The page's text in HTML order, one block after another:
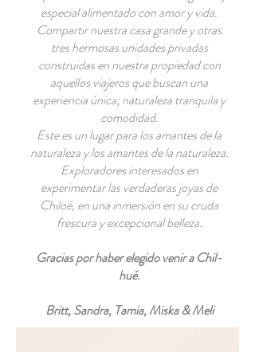
especial alimentado con amor y vida.
Compartir nuestra casa grande y otras
tres hermosas unidades privadas
construidas en nuestra propiedad con
aquellos viajeros que buscan una
experiencia única; naturaleza tranquila y
comodidad.
Este es un lugar para los amantes de la
naturaleza y los amantes de la naturaleza.
Exploradores interesados en
experimentar las verdaderas joyas de
Chiloé, en una inmersión en su cruda
frescura y excepcional belleza.
Gracias por haber elegido venir a Chil-
hué.
Britt, Sandra, Tamia, Miska & Meli